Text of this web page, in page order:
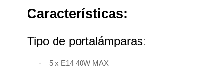
Características:
Tipo de portalámparas:
· 5 x E14 40W MAX